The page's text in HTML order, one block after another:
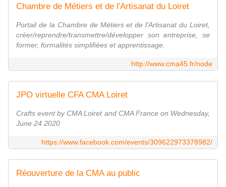
Chambre de Métiers et de l'Artisanat du Loiret
Portail de la Chambre de Métiers et de l'Artisanat du Loiret,
créer/reprendre/transmettre/développer son entreprise, se
former, formalités simplifiées et apprentissage.
http://www.cma45.fr/node
JPO virtuelle CFA CMA Loiret
Crafts event by CMA Loiret and CMA France on Wednesday,
June 24 2020
https://www.facebook.com/events/309622973378982/
Réouverture de la CMA au public